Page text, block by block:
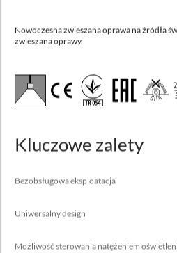
Nowoczesna zwieszana oprawa na źródła
zwieszana oprawy.
Kluczowe zalety
Bezobsługowa eksploatacja
Uniwersalny design
Możliwość sterowania natężeniem
Dostępne inne parametry
LUGCLASSIC LONG LB LED p/t
Nowoczesna podtynkowa oprawa na źródła
Bezobsługowa eksploatacja
Możliwość sterowania natężeniem oświetlenia